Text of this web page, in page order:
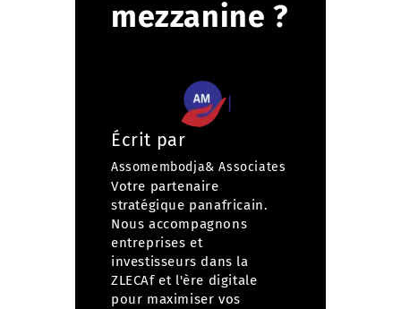
mezzanine ?
Écrit par
Assomembodja& Associates
Votre partenaire
stratégique panafricain.
Nous accompagnons
entreprises et
investisseurs dans la
ZLECAf et l'ère digitale
pour maximiser vos